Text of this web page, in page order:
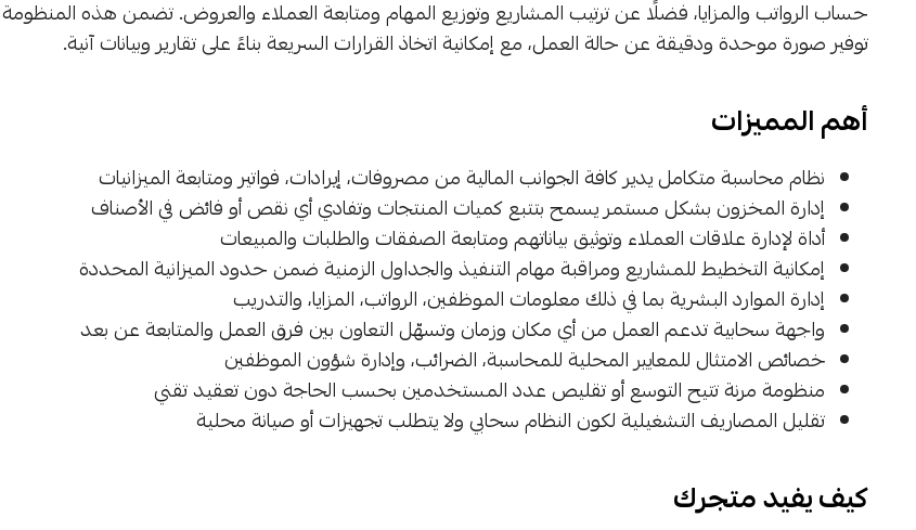
حساب الرواتب والمزايا، فضلًا عن ترتيب المشاريع وتوزيع المهام ومتابعة العملاء والعروض. تضمن هذه المنظومة
توفير صورة موحدة ودقيقة عن حالة العمل، مع إمكانية اتخاذ القرارات السريعة بناءً على تقارير وبيانات آنية.
أهم المميزات
نظام محاسبة متكامل يدير كافة الجوانب المالية من مصروفات، إيرادات، فواتير ومتابعة الميزانيات
إدارة المخزون بشكل مستمر يسمح بتتبع كميات المنتجات وتفادي أي نقص أو فائض في الأصناف
أداة لإدارة علاقات العملاء وتوثيق بياناتهم ومتابعة الصفقات والطلبات والمبيعات
إمكانية التخطيط للمشاريع ومراقبة مهام التنفيذ والجداول الزمنية ضمن حدود الميزانية المحددة
إدارة الموارد البشرية بما في ذلك معلومات الموظفين، الرواتب، المزايا، والتدريب
واجهة سحابية تدعم العمل من أي مكان وزمان وتسهّل التعاون بين فرق العمل والمتابعة عن بعد
خصائص الامتثال للمعايير المحلية للمحاسبة، الضرائب، وإدارة شؤون الموظفين
منظومة مرنة تتيح التوسع أو تقليص عدد المستخدمين بحسب الحاجة دون تعقيد تقني
تقليل المصاريف التشغيلية لكون النظام سحابي ولا يتطلب تجهيزات أو صيانة محلية
كيف يفيد متجرك